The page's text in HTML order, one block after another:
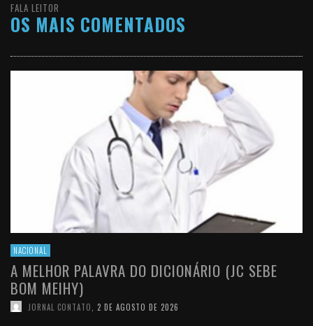
FALA LEITOR
OS MAIS COMENTADOS
NACIONAL
A MELHOR PALAVRA DO DICIONÁRIO (JC SEBE
BOM MEIHY)
JORNAL CONTATO 2 DE AGOSTO DE 2026